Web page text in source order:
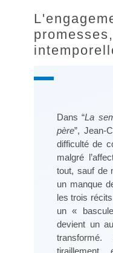
Dans “La
père”, Jean-
difficulté de
malgré
tout, sauf de
un manque
les trois
un «
devient un
tiraillement